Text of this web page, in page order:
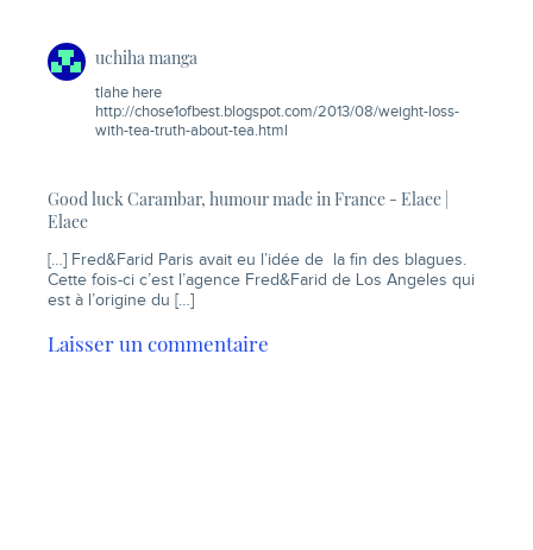
uchiha manga
tlahe here
http://chose1ofbest.blogspot.com/2013/08/weight-loss-
with-tea-truth-about-tea.html
Good luck Carambar, humour made in France - Elaee |
Elaee
[…] Fred&Farid Paris avait eu l’idée de la fin des blagues.
Cette fois-ci c’est l’agence Fred&Farid de Los Angeles qui
est à l’origine du […]
Laisser un commentaire